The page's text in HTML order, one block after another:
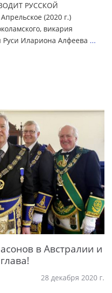
РУССКОЙ
(2020 г.)
викария
Руси Илариона Алфеева ...
в Австралии и
28 декабря 2020 г.